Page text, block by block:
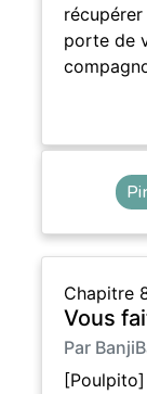
porte de
Chapitre
Vous
Par
[Poulpito]